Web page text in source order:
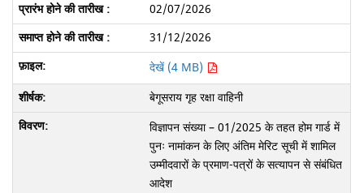
02/07/2026
31/12/2026
देखें (4 MB)
बेगूसराय गृह रक्षा वाहिनी
विज्ञापन संख्या – 01/2025 के तहत होम गार्ड में
पुनः नामांकन के लिए अंतिम मेरिट सूची में शामिल
उम्मीदवारों के प्रमाण-पत्रों के सत्यापन से संबंधित
आदेश